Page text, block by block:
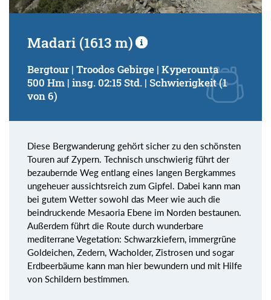
Madari (1613 m)
Bergtour | Troodos Gebirge | Kyperounta
500 Hm | insg. 02:15 Std. | Schwierigkeit (1
von 6)
Diese Bergwanderung gehört sicher zu den schönsten
Touren auf Zypern. Technisch unschwierig führt der
bezaubernde Weg entlang eines langen Bergkammes
ungeheuer aussichtsreich zum Gipfel. Dabei kann man
bei gutem Wetter sowohl das Meer wie auch die
beindruckende Mesaoria Ebene im Norden bestaunen.
Außerdem führt die Route durch wunderbare
mediterrane Vegetation: Schwarzkiefern, immergrüne
Goldeichen, Zedern, Wacholder, Zistrosen und sogar
Erdbeerbäume kann man hier bewundern und mit Hilfe
von Schildern bestimmen.